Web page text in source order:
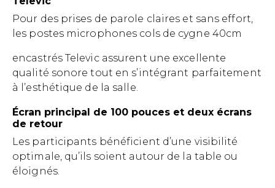
Pour des prises de parole claires et sans effort,
les postes microphones cols de cygne 40cm
encastrés Televic assurent une excellente
qualité sonore tout en s’intégrant parfaitement
à l’esthétique de la salle.
Écran principal de 100 pouces et deux écrans
de retour
Les participants bénéficient d’une visibilité
optimale, qu’ils soient autour de la table ou
éloignés.